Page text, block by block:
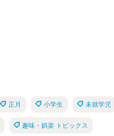
正月 小学生 未就学児
趣味・娯楽 トピックス